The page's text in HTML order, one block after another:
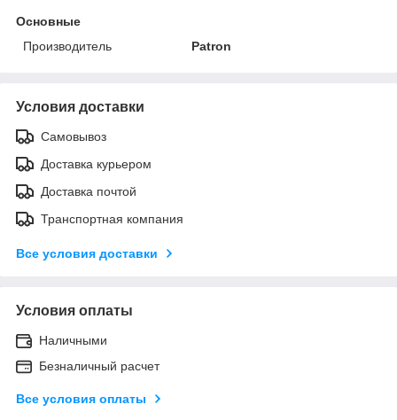
Основные
Производитель
Patron
Условия доставки
Самовывоз
Доставка курьером
Доставка почтой
Транспортная компания
Все условия доставки
Условия оплаты
Наличными
Безналичный расчет
Все условия оплаты